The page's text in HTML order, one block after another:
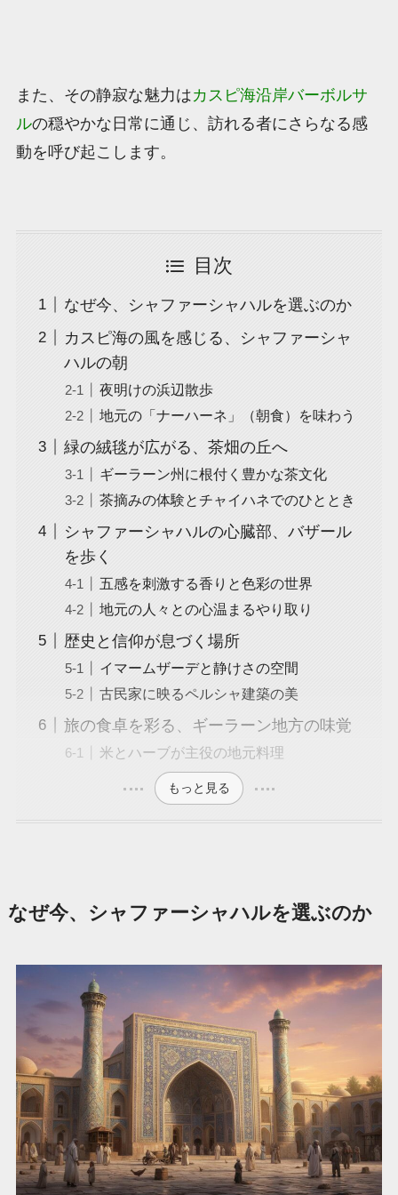
また、その静寂な魅力はカスピ海沿岸バーボルサ
ルの穏やかな日常に通じ、訪れる者にさらなる感
動を呼び起こします。
目次
なぜ今、シャファーシャハルを選ぶのか
カスピ海の風を感じる、シャファーシャ
ハルの朝
夜明けの浜辺散歩
地元の「ナーハーネ」（朝食）を味わう
緑の絨毯が広がる、茶畑の丘へ
ギーラーン州に根付く豊かな茶文化
茶摘みの体験とチャイハネでのひととき
シャファーシャハルの心臓部、バザール
を歩く
五感を刺激する香りと色彩の世界
地元の人々との心温まるやり取り
歴史と信仰が息づく場所
イマームザーデと静けさの空間
古民家に映るペルシャ建築の美
旅の食卓を彩る、ギーラーン地方の味覚
米とハーブが主役の地元料理
もっと見る
なぜ今、シャファーシャハルを選ぶのか